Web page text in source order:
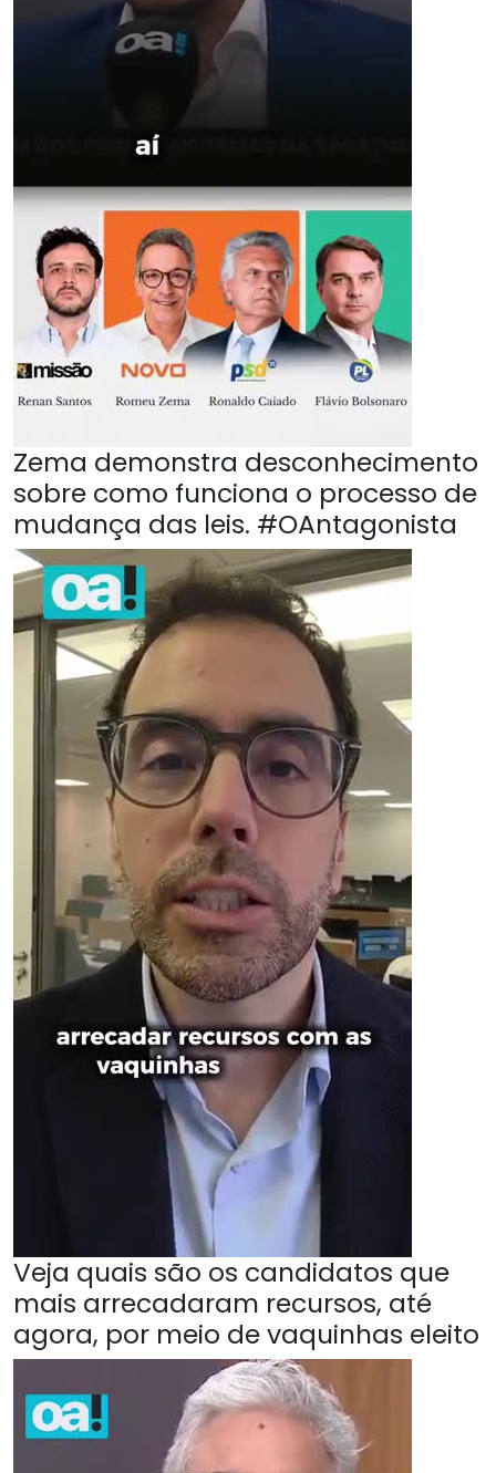
Zema demonstra desconhecimento
sobre como funciona o processo de
mudança das leis. #OAntagonista
Veja quais são os candidatos que
mais arrecadaram recursos, até
agora, por meio de vaquinhas eleito